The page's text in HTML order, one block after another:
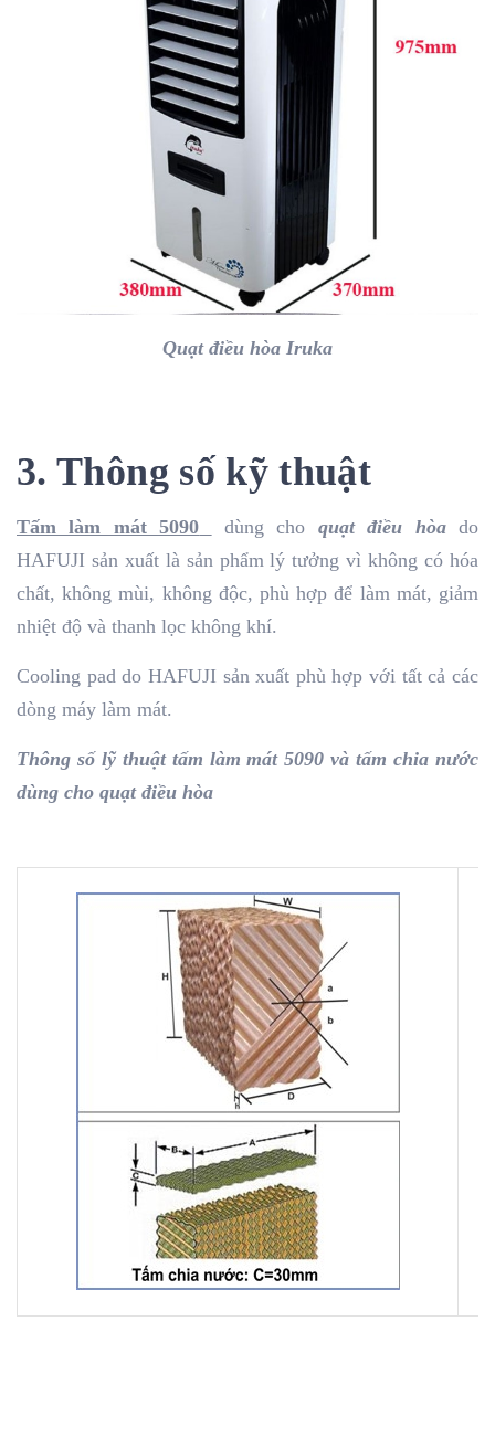
Quạt điều hòa Iruka
3. Thông số kỹ thuật
Tấm làm mát 5090 dùng cho quạt điều hòado
HAFUJI sản xuất là sản phẩm lý tưởng vì không có hóa
chất, không mùi, không độc, phù hợp để làm mát, giảm
nhiệt độ và thanh lọc không khí.
Cooling pad do HAFUJI sản xuất phù hợp với tất cả các
dòng máy làm mát.
Thông số lỹ thuật tấm làm mát 5090 và tấm chia nước
dùng cho quạt điều hòa